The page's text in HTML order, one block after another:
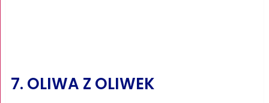
7. OLIWA Z OLIWEK